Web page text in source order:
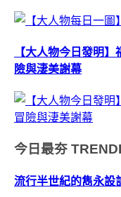
【大人物今日發明
險與淒美謝幕
今日最夯
流行半世紀的雋永設